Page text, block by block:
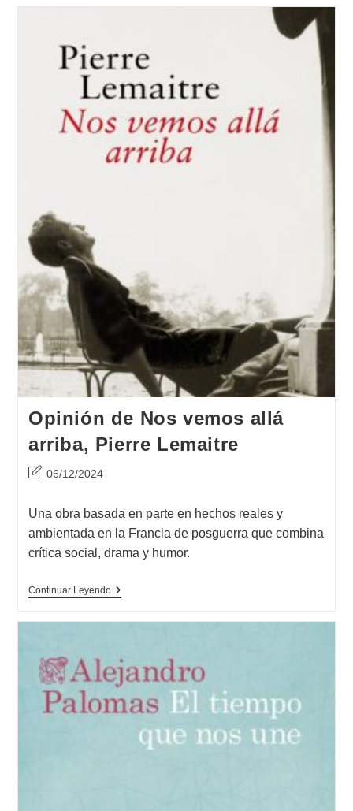
Azul,
Ana
Rivera
Opinión de Nos vemos allá
arriba, Pierre Lemaitre
Última
la
entrada:
06/12/2024
Una obra basada en parte en hechos reales y
ambientada en la Francia de posguerra que combina
crítica social, drama y humor.
Continuar LeyendoOpinión
Pierre
Lemaitre